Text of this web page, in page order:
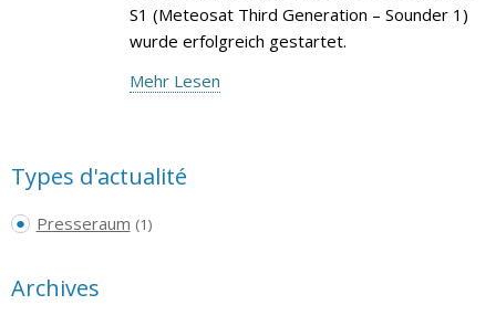
S1 (Meteosat Third Generation – Sounder 1)
wurde erfolgreich gestartet.
Mehr Lesen
Types d'actualité
Presseraum (1)
Archives